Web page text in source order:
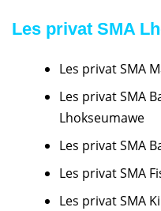
Les privat SMA
Les privat SMA
Les privat SMA
Lhokseumawe
Les privat SMA
Les privat SMA
Les privat SMA